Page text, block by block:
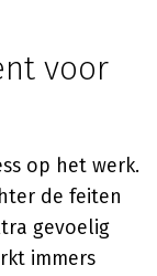
voor
op het werk.
de feiten
gevoelig
immers